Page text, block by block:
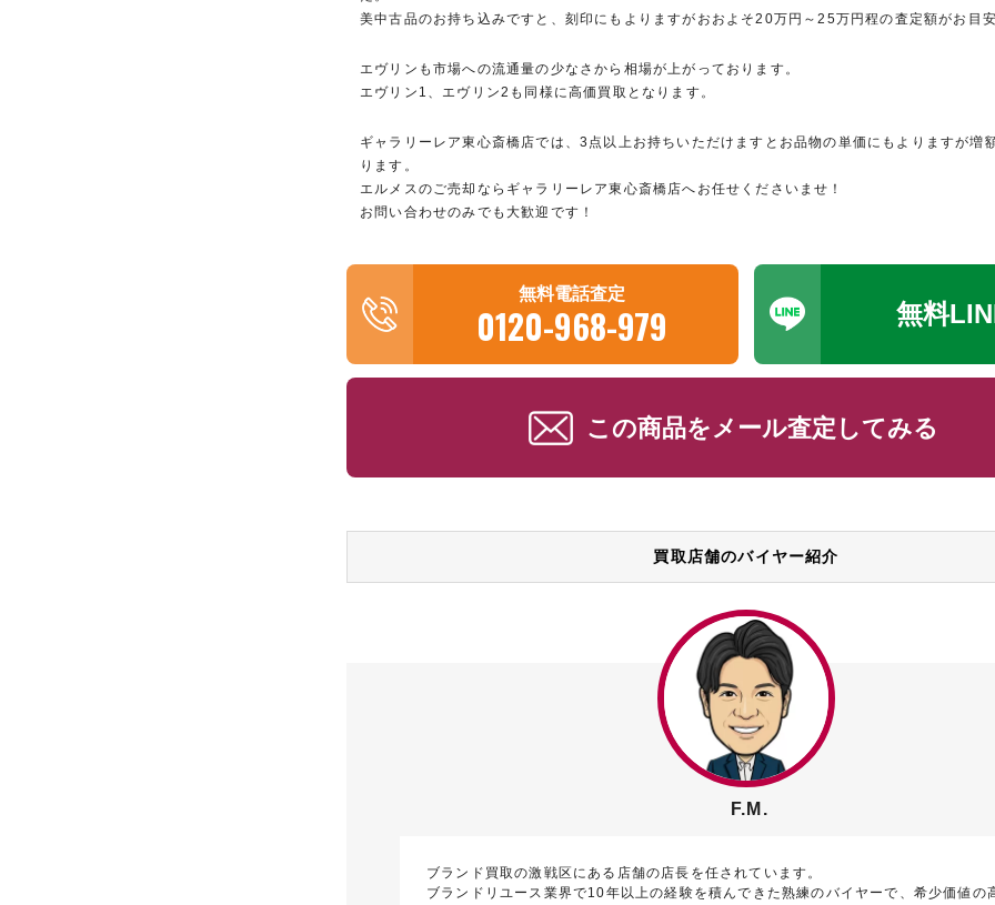
美中古品のお持ち込みですと、刻印にもよりますがおおよそ20万円～25万円程の査定額がお目安
エヴリンも市場への流通量の少なさから相場が上がっております。
エヴリン1、エヴリン2も同様に高価買取となります。
ギャラリーレア東心斎橋店では、3点以上お持ちいただけますとお品物の単価にもよりますが増
ります。
エルメスのご売却ならギャラリーレア東心斎橋店へお任せくださいませ！
お問い合わせのみでも大歓迎です！
無料電話査定
0120-968-979 無料
この商品をメール査定してみる
買取店舗のバイヤー紹介
F.M.
ブランド買取の激戦区にある店舗の店長を任されています。
ブランドリユース業界で10年以上の経験を積んできた熟練のバイヤーで、希少価値の